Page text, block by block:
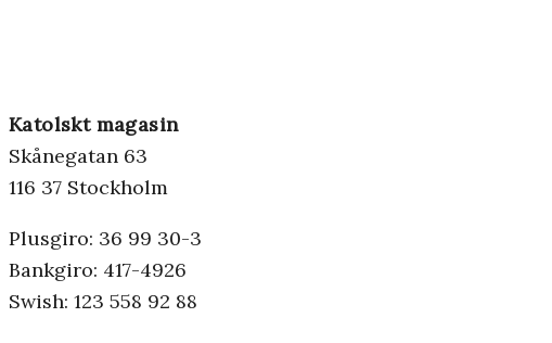
Katolskt magasin
Skånegatan 63
116 37 Stockholm
Plusgiro: 36 99 30-3
Bankgiro: 417-4926
Swish: 123 558 92 88